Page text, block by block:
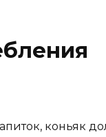
коньяк